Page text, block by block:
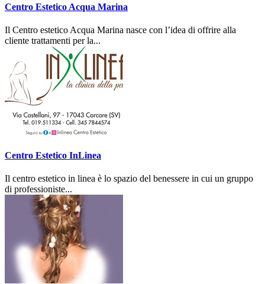
Centro Estetico Acqua Marina
Il Centro estetico Acqua Marina nasce con l’idea di offrire alla
cliente trattamenti per la...
Centro Estetico InLinea
Il centro estetico in linea è lo spazio del benessere in cui un gruppo
di professioniste...